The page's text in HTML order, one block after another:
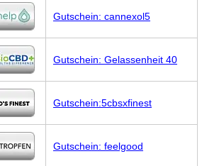
Gutschein: cannexol5
Gutschein: Gelassenheit 40
Gutschein:5cbsxfinest
Gutschein: feelgood